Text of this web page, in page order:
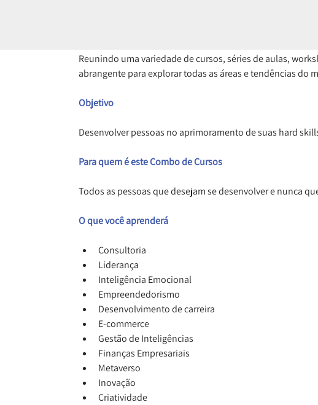
Reunindo uma variedade de cursos, séries de aulas,
abrangente para explorar todas as áreas e tendências do
Objetivo
Desenvolver pessoas no aprimoramento de suas hard
Para quem é este Combo de Cursos
Todos as pessoas que desejam se desenvolver e nunca
O que você aprenderá
Consultoria
Liderança
Inteligência Emocional
Empreendedorismo
Desenvolvimento de carreira
E-commerce
Gestão de Inteligências
Finanças Empresariais
Metaverso
Inovação
Criatividade